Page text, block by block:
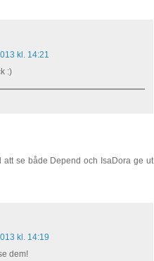
kl. 14:21
:)
se både Depend och IsaDora ge ut
kl. 14:19
dem!